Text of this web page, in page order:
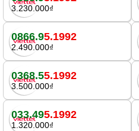
3.230.000₫
0866.95.1992
2.490.000₫
0368.55.1992
3.500.000₫
033.495.1992
1.320.000₫